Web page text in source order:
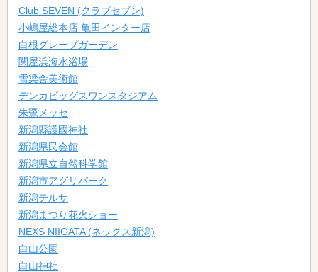
Club SEVEN (クラブセブン)
小嶋屋総本店 亀田インター店
白根グレープガーデン
関屋浜海水浴場
雪梁舎美術館
デンカビッグスワンスタジアム
朱鷺メッセ
新潟縣護國神社
新潟県民会館
新潟県立自然科学館
新潟市アグリパーク
新潟テルサ
新潟まつり花火ショー
NEXS NIIGATA (ネックス新潟)
白山公園
白山神社